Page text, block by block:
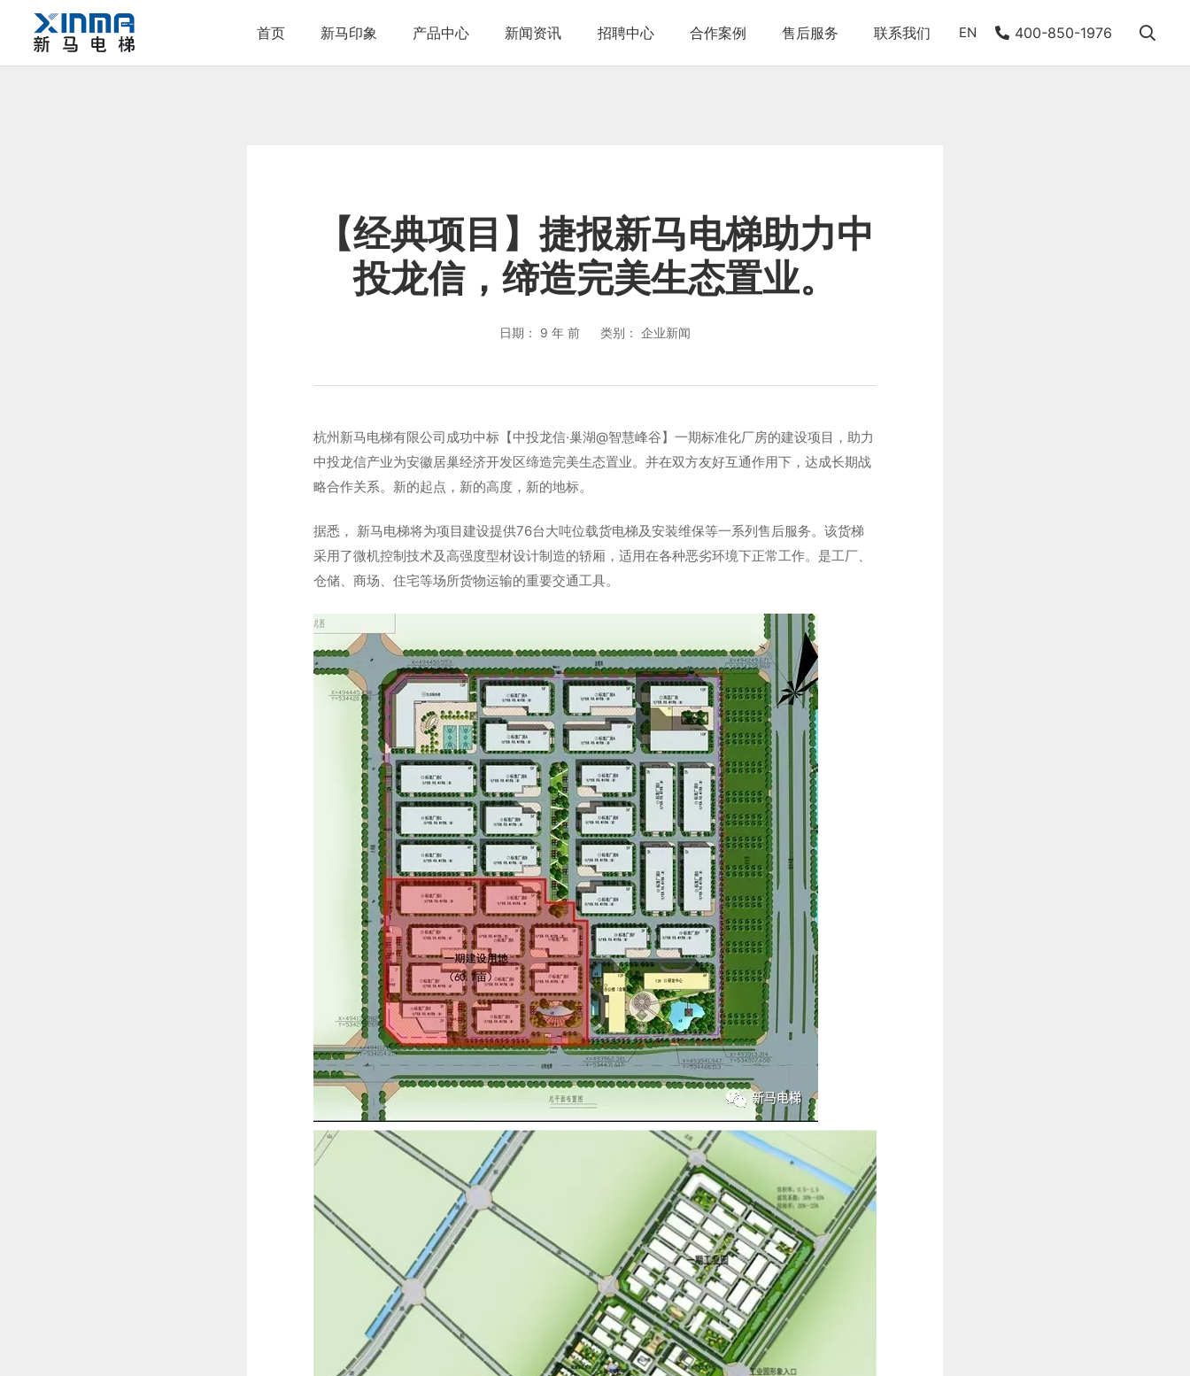
首页 新马印象 产品中心 新闻资讯 招聘中心 合作案例 售后服务 联系我们 EN 400-850-1976
【经典项目】捷报新马电梯助力中
投龙信，缔造完美生态置业。
日期： 9 年 前 类别： 企业新闻
杭州新马电梯有限公司成功中标【中投龙信·巢湖@智慧峰谷】一期标准化厂房的建设项目，助力
中投龙信产业为安徽居巢经济开发区缔造完美生态置业。并在双方友好互通作用下，达成长期战
略合作关系。新的起点，新的高度，新的地标。
据悉， 新马电梯将为项目建设提供76台大吨位载货电梯及安装维保等一系列售后服务。该货梯
采用了微机控制技术及高强度型材设计制造的轿厢，适用在各种恶劣环境下正常工作。是工厂、
仓储、商场、住宅等场所货物运输的重要交通工具。